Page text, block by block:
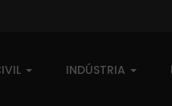
INDÚSTRIA